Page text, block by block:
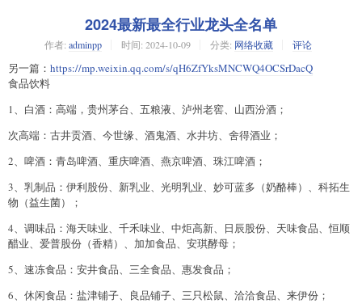
2024最新最全行业龙头全名单
作者: adminpp 时间: 2024-10-09 分类: 网络收藏 评论
另一篇： https://mp.weixin.qq.com/s/qH6ZfYksMNCWQ4OCSrDacQ
食品饮料
1、白酒：高端，贵州茅台、五粮液、泸州老窖、山西汾酒；
次高端：古井贡酒、今世缘、酒鬼酒、水井坊、舍得酒业；
2、啤酒：青岛啤酒、重庆啤酒、燕京啤酒、珠江啤酒；
3、乳制品：伊利股份、新乳业、光明乳业、妙可蓝多（奶酪棒）、科拓生
物（益生菌）；
4、调味品：海天味业、千禾味业、中炬高新、日辰股份、天味食品、恒顺
醋业、爱普股份（香精）、加加食品、安琪酵母；
5、速冻食品：安井食品、三全食品、惠发食品；
6、休闲食品：盐津铺子、良品铺子、三只松鼠、洽洽食品、来伊份；